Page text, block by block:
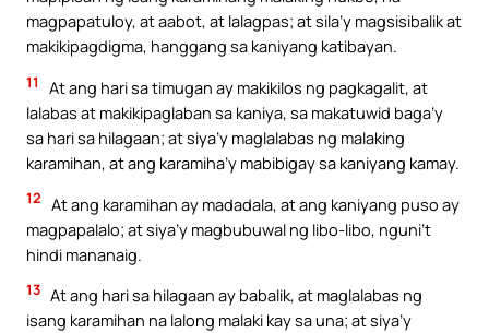
magpapatuloy, at aabot, at lalagpas; at sila’y magsisibalik at
makikipagdigma, hanggang sa kaniyang katibayan.
11
At ang hari sa timugan ay makikilos ng pagkagalit, at
lalabas at makikipaglaban sa kaniya, sa makatuwid baga’y
sa hari sa hilagaan; at siya’y maglalabas ng malaking
karamihan, at ang karamiha’y mabibigay sa kaniyang kamay.
12 At ang karamihan ay madadala, at ang kaniyang puso ay
magpapalalo; at siya’y magbubuwal ng libo-libo, nguni’t
hindi mananaig.
13 At ang hari sa hilagaan ay babalik, at maglalabas ng
isang karamihan na lalong malaki kay sa una; at siya’y